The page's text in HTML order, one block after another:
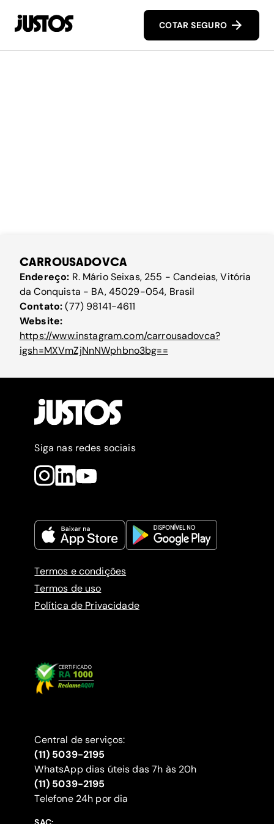
COTAR SEGURO
CARROUSADOVCA
Endereço: R. Mário Seixas, 255 - Candeias, Vitória
da Conquista - BA, 45029-054, Brasil
Contato:(77) 98141-4611
Website:
https://www.instagram.com/carrousadovca?
igsh=MXVmZjNnNWphbno3bg==
Siga nas redes sociais
Termos e condições
Termos de uso
Política de Privacidade
Central de serviços:
(11) 5039-2195
WhatsApp dias úteis das 7h às 20h
(11) 5039-2195
‍Telefone 24h por dia